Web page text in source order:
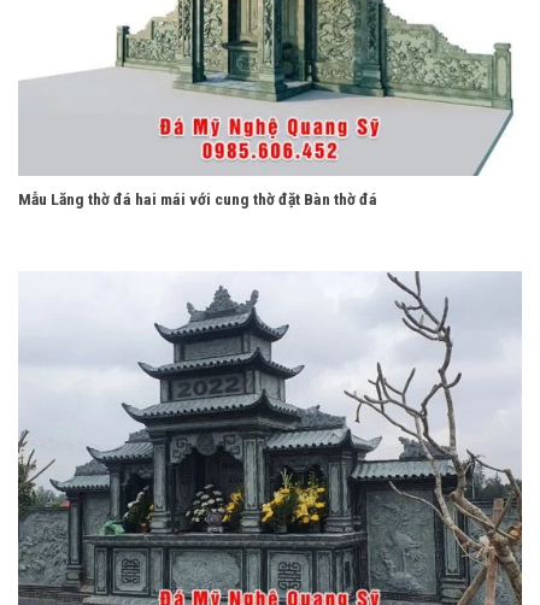
Mẫu Lăng thờ đá hai mái với cung thờ đặt Bàn thờ đá